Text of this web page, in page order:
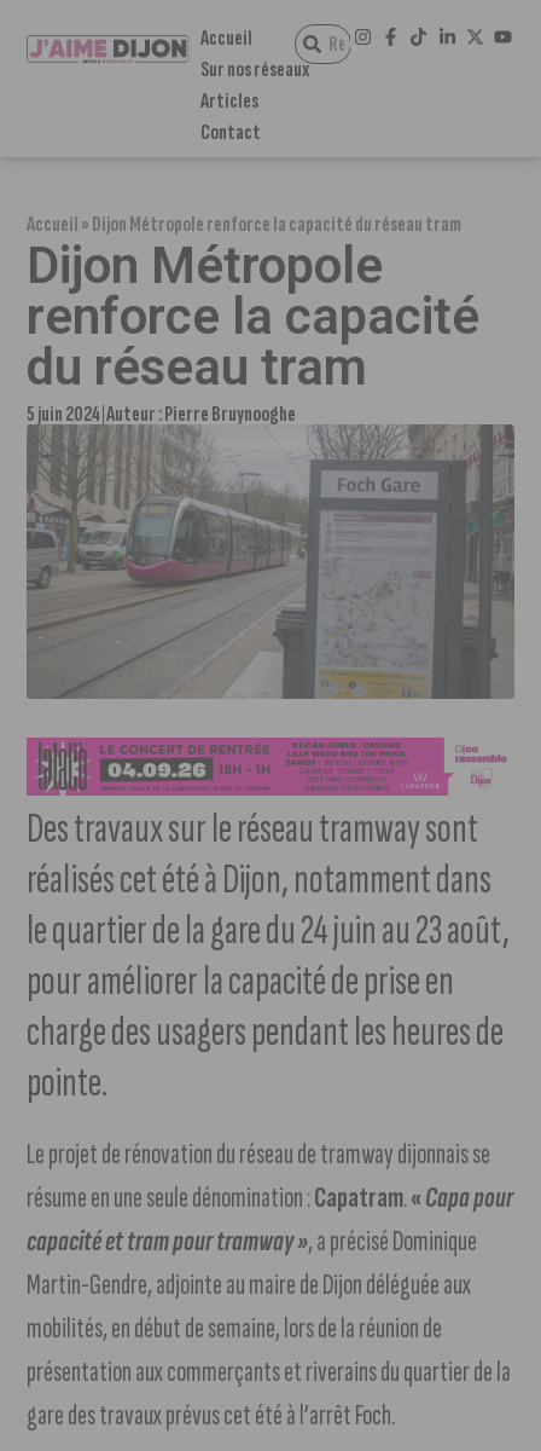
Accueil
Sur nos réseaux
Articles
Contact
Accueil»Dijon Métropole renforce la capacité du réseau tram
Dijon Métropole
renforce la capacité
du réseau tram
5 juin 2024 Auteur :Pierre Bruynooghe
Des travaux sur le réseau tramway sont
réalisés cet été à Dijon, notamment dans
le quartier de la gare du 24 juin au 23 août,
pour améliorer la capacité de prise en
charge des usagers pendant les heures de
pointe.
Le projet de rénovation du réseau de tramway dijonnais se
résume en une seule dénomination :Capatram.«Capa pour
capacité et tram pour tramway », a précisé Dominique
Martin-Gendre, adjointe au maire de Dijon déléguée aux
mobilités, en début de semaine, lors de la réunion de
présentation aux commerçants et riverains du quartier de la
gare des travaux prévus cet été à l’arrêt Foch.